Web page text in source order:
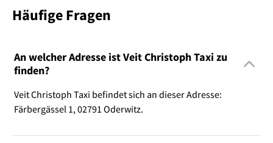
Häufige Fragen
An welcher Adresse ist Veit Christoph Taxi zu
finden?
Veit Christoph Taxi befindet sich an dieser Adresse:
Färbergässel 1, 02791 Oderwitz.